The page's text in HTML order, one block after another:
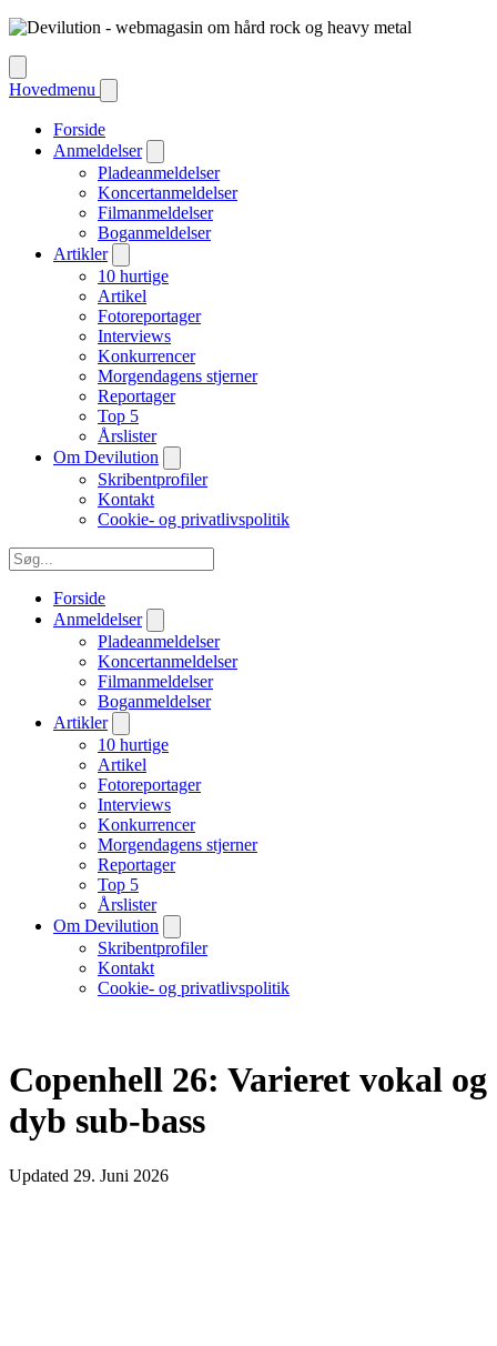
Hovedmenu
Forside
Anmeldelser
Pladeanmeldelser
Koncertanmeldelser
Filmanmeldelser
Boganmeldelser
Artikler
10 hurtige
Artikel
Fotoreportager
Interviews
Konkurrencer
Morgendagens stjerner
Reportager
Top 5
Årslister
Om Devilution
Skribentprofiler
Kontakt
Cookie- og privatlivspolitik
Forside
Anmeldelser
Pladeanmeldelser
Koncertanmeldelser
Filmanmeldelser
Boganmeldelser
Artikler
10 hurtige
Artikel
Fotoreportager
Interviews
Konkurrencer
Morgendagens stjerner
Reportager
Top 5
Årslister
Om Devilution
Skribentprofiler
Kontakt
Cookie- og privatlivspolitik
Copenhell 26: Varieret vokal og
dyb sub-bass
Updated 29. Juni 2026